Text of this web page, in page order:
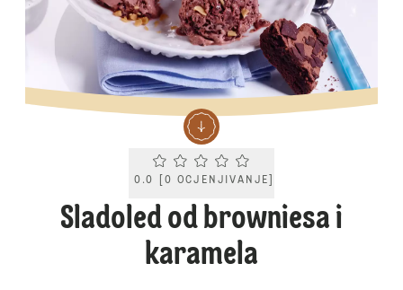
Current rating 0.0. Click to rate.
0.0 [0 OCJENJIVANJE
Sladoled od browniesa i
karamela